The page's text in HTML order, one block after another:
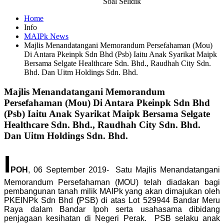
Home
Info
MAIPk News
Majlis Menandatangani Memorandum Persefahaman (Mou)
Di Antara Pkeinpk Sdn Bhd (Psb) Iaitu Anak Syarikat Maipk
Bersama Selgate Healthcare Sdn. Bhd., Raudhah City Sdn.
Bhd. Dan Uitm Holdings Sdn. Bhd.
Majlis Menandatangani Memorandum
Persefahaman (Mou) Di Antara Pkeinpk Sdn Bhd
(Psb) Iaitu Anak Syarikat Maipk Bersama Selgate
Healthcare Sdn. Bhd., Raudhah City Sdn. Bhd.
Dan Uitm Holdings Sdn. Bhd.
I POH , 06 September 2019- Satu Majlis Menandatangani
Memorandum Persefahaman (MOU) telah diadakan bagi
pembangunan tanah milik MAIPk yang akan dimajukan oleh
PKEINPk Sdn Bhd (PSB) di atas Lot 529944 Bandar Meru
Raya dalam Bandar Ipoh serta usahasama dibidang
penjagaan kesihatan di Negeri Perak. PSB selaku anak